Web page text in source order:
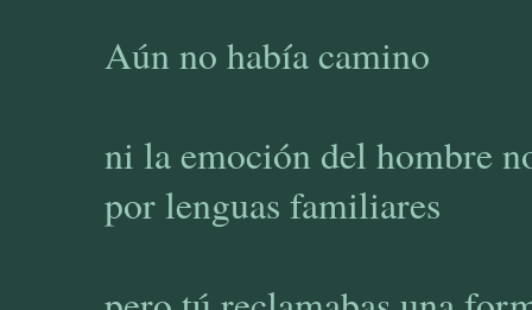
Aún no había camino
ni la emoción del hombre
por lenguas familiares